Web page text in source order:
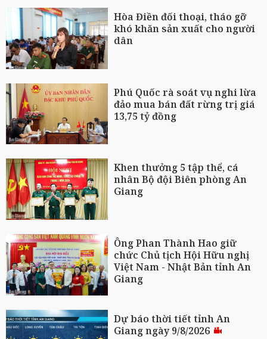
Hòa Điền đối thoại, tháo gỡ
khó khăn sản xuất cho người
dân
Phú Quốc rà soát vụ nghi lừa
đảo mua bán đất rừng trị giá
13,75 tỷ đồng
Khen thưởng 5 tập thể, cá
nhân Bộ đội Biên phòng An
Giang
Ông Phan Thành Hao giữ
chức Chủ tịch Hội Hữu nghị
Việt Nam - Nhật Bản tỉnh An
Giang
Dự báo thời tiết tỉnh An
Giang ngày 9/8/2026